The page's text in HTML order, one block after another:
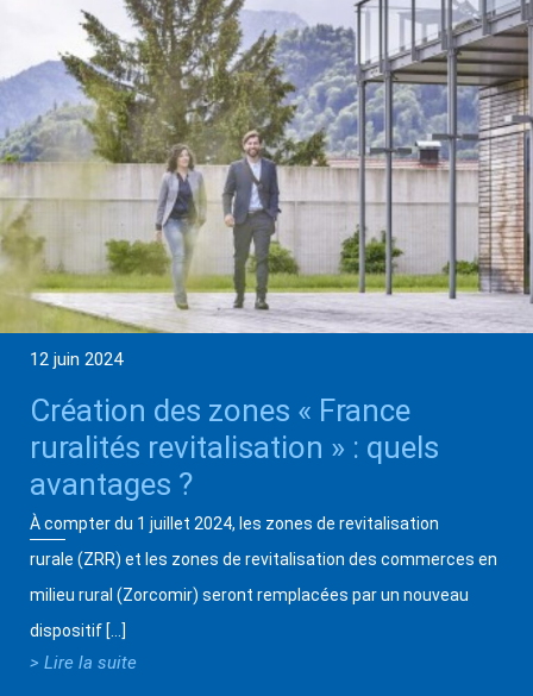
12 juin 2024
Création des zones « France
ruralités revitalisation » : quels
avantages ?
À compter du 1 juillet 2024, les zones de revitalisation
rurale (ZRR) et les zones de revitalisation des commerces en
milieu rural (Zorcomir) seront remplacées par un nouveau
dispositif […]
> Lire la suite